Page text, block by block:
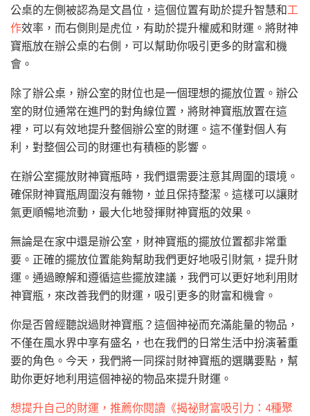
公桌的左側被認為是文昌位，這個位置有助於提升智慧和工
作效率，而右側則是虎位，有助於提升權威和財運。將財神
寶瓶放在辦公桌的右側，可以幫助你吸引更多的財富和機
會。
除了辦公桌，辦公室的財位也是一個理想的擺放位置。辦公
室的財位通常在進門的對角線位置，將財神寶瓶放置在這
裡，可以有效地提升整個辦公室的財運。這不僅對個人有
利，對整個公司的財運也有積極的影響。
在辦公室擺放財神寶瓶時，我們還需要注意其周圍的環境。
確保財神寶瓶周圍沒有雜物，並且保持整潔。這樣可以讓財
氣更順暢地流動，最大化地發揮財神寶瓶的效果。
無論是在家中還是辦公室，財神寶瓶的擺放位置都非常重
要。正確的擺放位置能夠幫助我們更好地吸引財氣，提升財
運。通過瞭解和遵循這些擺放建議，我們可以更好地利用財
神寶瓶，來改善我們的財運，吸引更多的財富和機會。
你是否曾經聽說過財神寶瓶？這個神祕而充滿能量的物品，
不僅在風水界中享有盛名，也在我們的日常生活中扮演著重
要的角色。今天，我們將一同探討財神寶瓶的選購要點，幫
助你更好地利用這個神祕的物品來提升財運。
想提升自己的財運，推薦你閱讀《揭祕財富吸引力：4種聚